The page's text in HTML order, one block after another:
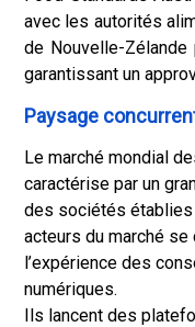
avec les autorités
de Nouvelle-
garantissant un
Paysage
Le marché mondial
caractérise par un
des sociétés
acteurs du marché se
l’expérience des
numériques.
Ils lancent des